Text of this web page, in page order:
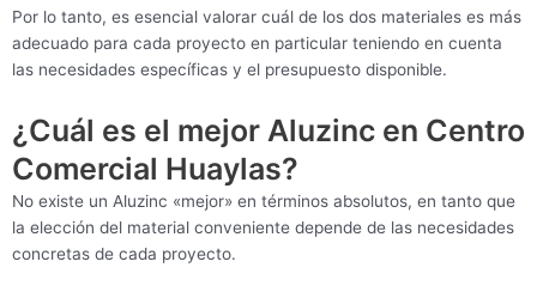
Por lo tanto, es esencial valorar cuál de los dos materiales es más
adecuado para cada proyecto en particular teniendo en cuenta
las necesidades específicas y el presupuesto disponible.
¿Cuál es el mejor Aluzinc en Centro
Comercial Huaylas?
No existe un Aluzinc «mejor» en términos absolutos, en tanto que
la elección del material conveniente depende de las necesidades
concretas de cada proyecto.